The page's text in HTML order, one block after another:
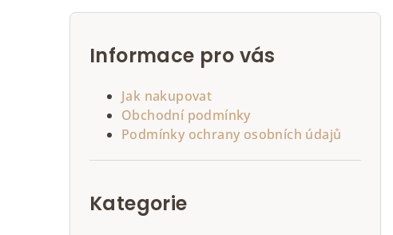
P
Informace pro vás
Jak nakupovat
Obchodní podmínky
Podmínky ochrany osobních údajů
Kategorie